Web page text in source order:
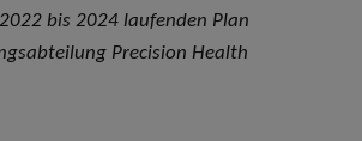
bis 2024 laufenden Plan
Precision Health